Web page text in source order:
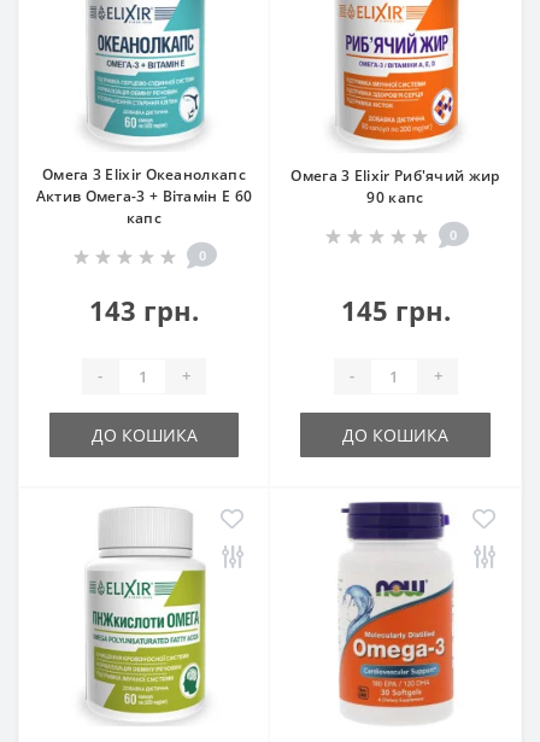
Омега 3 Elixir Океанолкапс
Актив Омега-3 + Вітамін Е 60
капс
0
143 грн.
- +
ДО КОШИКА
Омега 3 Elixir Риб'ячий жир
90 капс
0
145 грн.
- +
ДО КОШИКА